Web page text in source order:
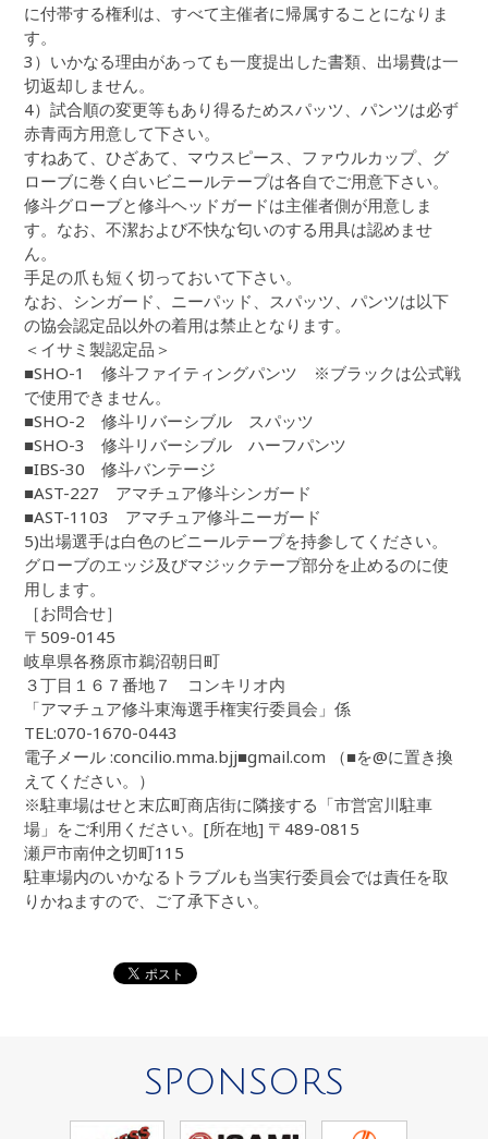
に付帯する権利は、すべて主催者に帰属することになりま
す。
3）いかなる理由があっても一度提出した書類、出場費は一
切返却しません。
4）試合順の変更等もあり得るためスパッツ、パンツは必ず
赤青両方用意して下さい。
すねあて、ひざあて、マウスピース、ファウルカップ、グ
ローブに巻く白いビニールテープは各自でご用意下さい。
修斗グローブと修斗ヘッドガードは主催者側が用意しま
す。なお、不潔および不快な匂いのする用具は認めませ
ん。
手足の爪も短く切っておいて下さい。
なお、シンガード、ニーパッド、スパッツ、パンツは以下
の協会認定品以外の着用は禁止となります。
＜イサミ製認定品＞
■SHO-1 修斗ファイティングパンツ ※ブラックは公式戦
で使用できません。
■SHO-2 修斗リバーシブル スパッツ
■SHO-3 修斗リバーシブル ハーフパンツ
■IBS-30 修斗バンテージ
■AST-227 アマチュア修斗シンガード
■AST-1103 アマチュア修斗ニーガード
5)出場選手は白色のビニールテープを持参してください。
グローブのエッジ及びマジックテープ部分を止めるのに使
用します。
［お問合せ］
〒509-0145
岐阜県各務原市鵜沼朝日町
３丁目１６７番地７ コンキリオ内
「アマチュア修斗東海選手権実行委員会」係
TEL:070-1670-0443
電子メール :concilio.mma.bjj■gmail.com （■を@に置き換
えてください。）
※駐車場はせと末広町商店街に隣接する「市営宮川駐車
場」をご利用ください。[所在地] 〒489-0815
瀬戸市南仲之切町115
駐車場内のいかなるトラブルも当実行委員会では責任を取
りかねますので、ご了承下さい。
SPONSORS